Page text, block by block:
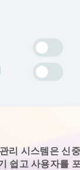
리 시스템은 신
쉽고 사용자를